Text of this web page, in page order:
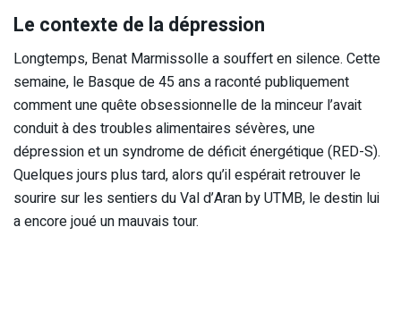
Le contexte de la dépression
Longtemps, Benat Marmissolle a souffert en silence. Cette
semaine, le Basque de 45 ans a raconté publiquement
comment une quête obsessionnelle de la minceur l’avait
conduit à des troubles alimentaires sévères, une
dépression et un syndrome de déficit énergétique (RED-S).
Quelques jours plus tard, alors qu’il espérait retrouver le
sourire sur les sentiers du Val d’Aran by UTMB, le destin lui
a encore joué un mauvais tour.